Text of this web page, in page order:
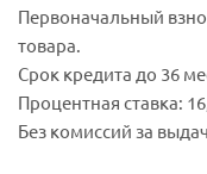
Первоначальный
товара.
Срок кредита до 36
Процентная ставка:
Без комиссий за